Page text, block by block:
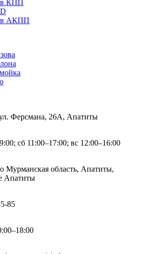
в КПП
в АКПП
Ферсмана, 26А, Апатиты
сб 11:00–17:00; вс 12:00–16:00
Мурманская область, Апатиты,
Апатиты
85